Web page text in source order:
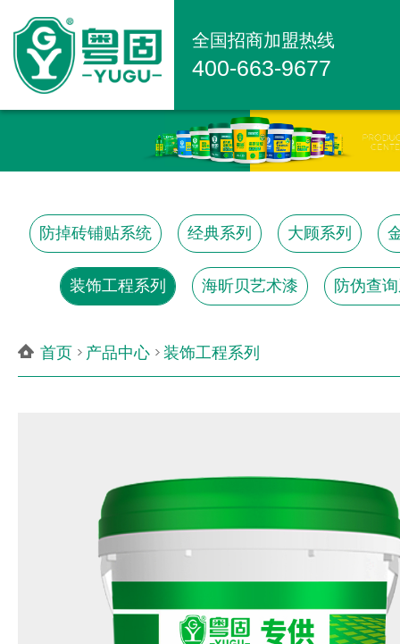
全国招商加盟热线
400-663-9677
防掉砖铺贴系统 经典系列 大顾系列
装饰工程系列 海昕贝艺术漆 防伪查
首页 产品中心 装饰工程系列